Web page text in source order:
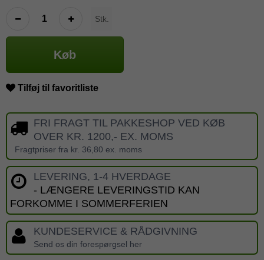
Stk.
Køb
Tilføj til favoritliste
FRI FRAGT TIL PAKKESHOP VED KØB
OVER KR. 1200,- EX. MOMS
Fragtpriser fra kr. 36,80 ex. moms
LEVERING, 1-4 HVERDAGE
- LÆNGERE LEVERINGSTID KAN
FORKOMME I SOMMERFERIEN
KUNDESERVICE & RÅDGIVNING
Send os din forespørgsel her